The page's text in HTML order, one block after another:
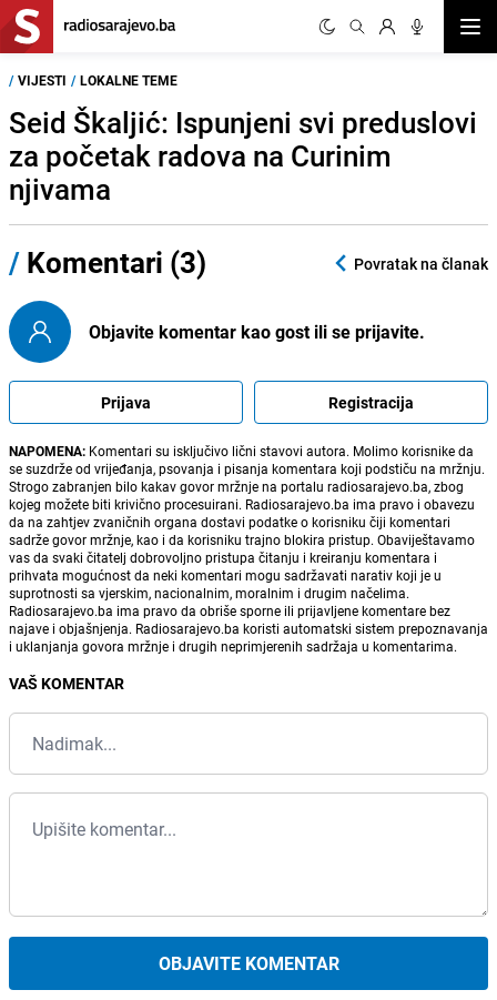
/ VIJESTI / LOKALNE TEME
Seid Škaljić: Ispunjeni svi preduslovi
za početak radova na Curinim
njivama
/ Komentari (3) Povratak na članak
Objavite komentar kao gost ili se prijavite.
Prijava Registracija
NAPOMENA: Komentari su isključivo lični stavovi autora. Molimo korisnike da
se suzdrže od vrijeđanja, psovanja i pisanja komentara koji podstiču na mržnju.
Strogo zabranjen bilo kakav govor mržnje na portalu radiosarajevo.ba, zbog
kojeg možete biti krivično procesuirani. Radiosarajevo.ba ima pravo i obavezu
da na zahtjev zvaničnih organa dostavi podatke o korisniku čiji komentari
sadrže govor mržnje, kao i da korisniku trajno blokira pristup. Obaviještavamo
vas da svaki čitatelj dobrovoljno pristupa čitanju i kreiranju komentara i
prihvata mogućnost da neki komentari mogu sadržavati narativ koji je u
suprotnosti sa vjerskim, nacionalnim, moralnim i drugim načelima.
Radiosarajevo.ba ima pravo da obriše sporne ili prijavljene komentare bez
najave i objašnjenja. Radiosarajevo.ba koristi automatski sistem prepoznavanja
i uklanjanja govora mržnje i drugih neprimjerenih sadržaja u komentarima.
VAŠ KOMENTAR
OBJAVITE KOMENTAR